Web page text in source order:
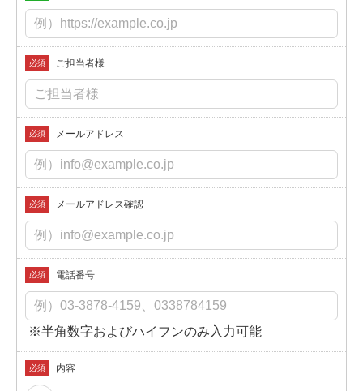
必須 ご担当者様
必須 メールアドレス
必須 メールアドレス確認
必須 電話番号
※半角数字およびハイフンのみ入力可能
必須 内容